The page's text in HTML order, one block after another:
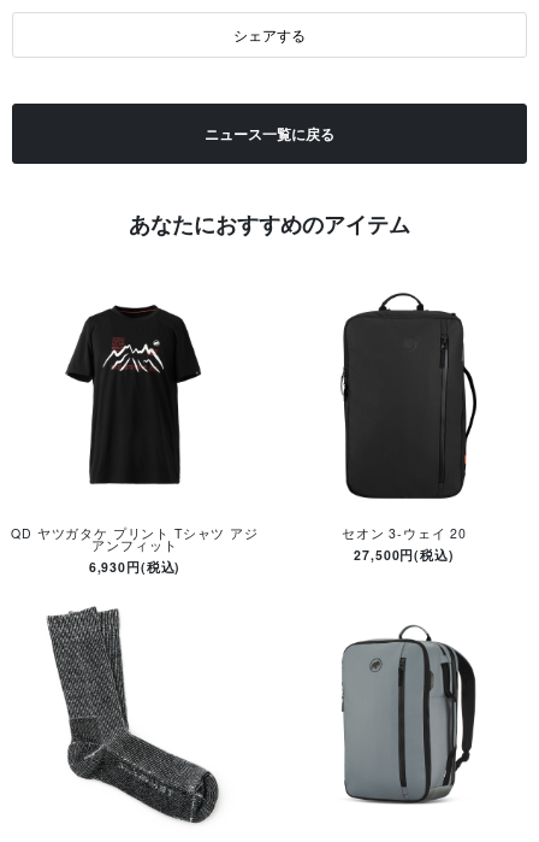
シェアする
ニュース一覧に戻る
あなたにおすすめのアイテム
QD ヤツガタケ プリント Tシャツ アジ
アンフィット
6,930円(税込)
セオン 3-ウェイ 20
27,500円(税込)